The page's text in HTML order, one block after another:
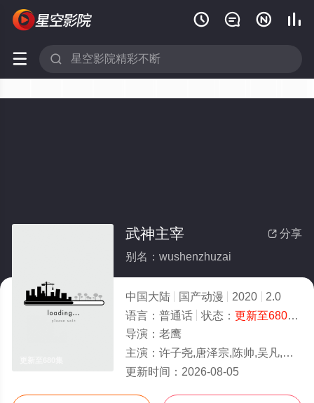
   
 
 分享
武神主宰
别名：wushenzhuzai
中国大陆 国产动漫 2020
2.0
语言： 普通话 状态： 更新至680集
导演： 老鹰
主演： 许子尧,唐泽宗,陈帅,吴凡,孙科
更新时间： 2026-08-05